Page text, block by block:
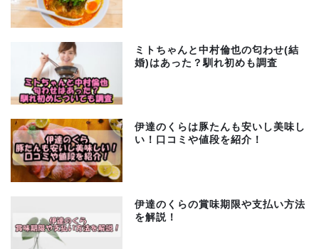
ミトちゃんと中村倫也の匂わせ(結
婚)はあった？馴れ初めも調査
伊達のくらは豚たんも安いし美味し
い！口コミや値段を紹介！
伊達のくらの賞味期限や支払い方法
を解説！